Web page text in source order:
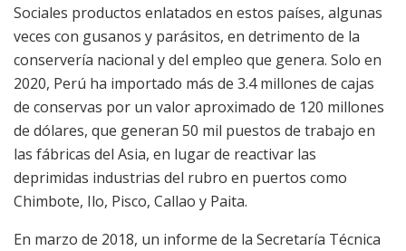
Sociales productos enlatados en estos países, algunas
veces con gusanos y parásitos, en detrimento de la
conservería nacional y del empleo que genera. Solo en
2020, Perú ha importado más de 3.4 millones de cajas
de conservas por un valor aproximado de 120 millones
de dólares, que generan 50 mil puestos de trabajo en
las fábricas del Asia, en lugar de reactivar las
deprimidas industrias del rubro en puertos como
Chimbote, Ilo, Pisco, Callao y Paita.
En marzo de 2018, un informe de la Secretaría Técnica